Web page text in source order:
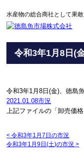
水産物の総合商社として果
令和3年1月8日(
令和3年1月8日(金)、徳島
2021.01.08市況
上記ファイルの「卸売価
< 令和3年1月7日の市況
令和3年1月9日(土)の市況>